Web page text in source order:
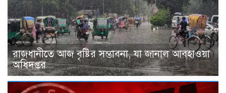
রাজধানীতে আজ বৃষ্টির সম্ভাবনা, যা জানাল আবহাওয়া
অধিদপ্তর